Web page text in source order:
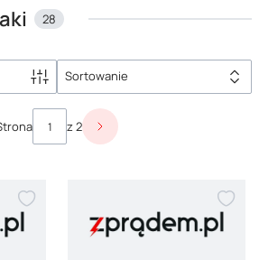
28
Sortowanie
z 2 Następne produkty